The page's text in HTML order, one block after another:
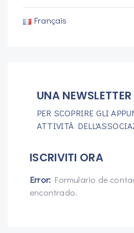
Français
UNA NEWSLETTER
PER SCOPRIRE GLI
ATTIVITÀ
ISCRIVITI ORA
Error: Formulario de
encontrado.